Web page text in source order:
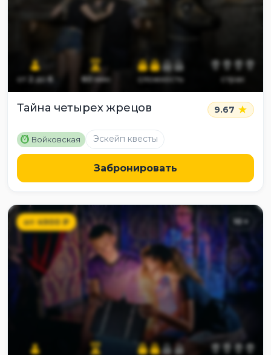
от 2до6 60мин сложность страх
Тайна четырех жрецов 9.67
M Войковская Эскейп квесты
Забронировать
от4900₽ 10 +